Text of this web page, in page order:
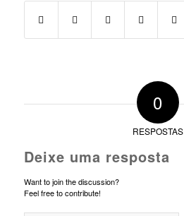
0
RESPOSTAS
Deixe uma resposta
Want to join the discussion?
Feel free to contribute!